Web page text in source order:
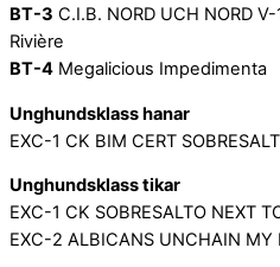
BT-3 C.I.B. NORD UCH NORD
Rivière
BT-4 Megalicious Impedimenta
Unghundsklass hanar
EXC-1 CK BIM CERT
Unghundsklass tikar
EXC-1 CK SOBRESALTO NEXT
EXC-2 ALBICANS UNCHAIN MY